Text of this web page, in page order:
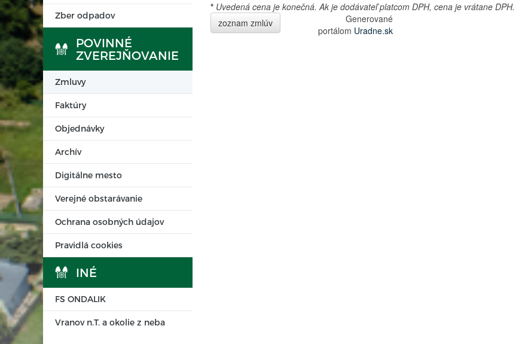
Zber odpadov
POVINNÉ
ZVEREJŇOVANIE
Zmluvy
Faktúry
Objednávky
Archív
Digitálne mesto
Verejné obstarávanie
Ochrana osobných údajov
Pravidlá cookies
INÉ
FS ONDALIK
Vranov n.T. a okolie z neba
* Uvedená cena je konečná. Ak je dodávateľ platcom DPH, cena je vrátane DPH.
zoznam zmlúv
Generované
portálom Uradne.sk